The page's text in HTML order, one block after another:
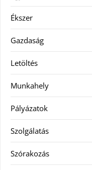
Ékszer
Gazdaság
Letöltés
Munkahely
Pályázatok
Szolgálatás
Szórakozás